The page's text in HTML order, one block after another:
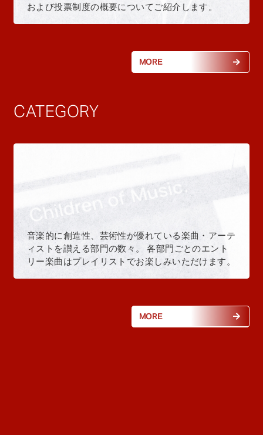
および投票制度の概要についてご紹介します。
MORE
CATEGORY
音楽的に創造性、芸術性が優れている楽曲・アーテ
ィストを讃える部門の数々。 各部門ごとのエント
リー楽曲はプレイリストでお楽しみいただけます。
MORE